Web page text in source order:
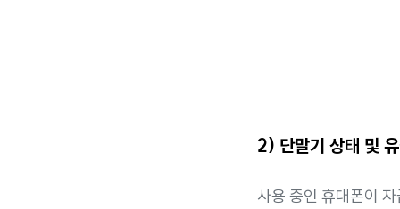
2) 단말기 상태 및
사용 중인 휴대폰이